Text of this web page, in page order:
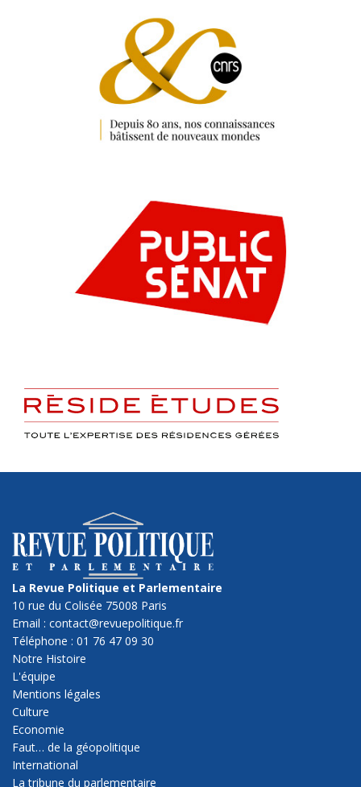
La Revue Politique et Parlementaire
10 rue du Colisée 75008 Paris
Email : contact@revuepolitique.fr
Téléphone : 01 76 47 09 30
Notre Histoire
L'équipe
Mentions légales
Culture
Economie
Faut… de la géopolitique
International
La tribune du parlementaire